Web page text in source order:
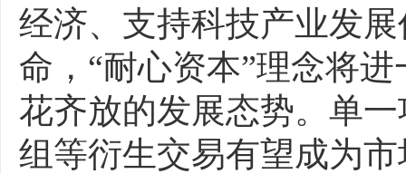
经济、支持科技产业发
命，“耐心资本”理念将
花齐放的发展态势。单
组等衍生交易有望成为